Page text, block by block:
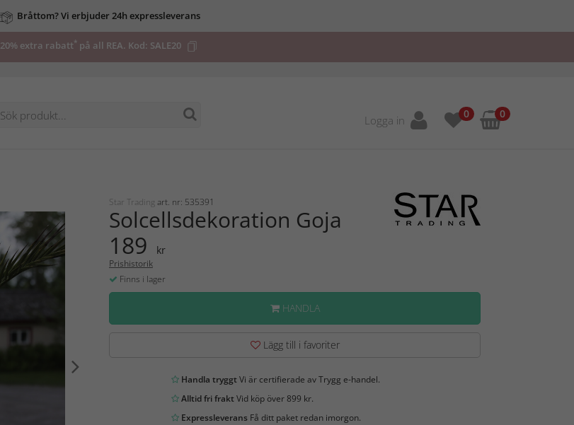
Alltid fri frakt vid köp över 899 kr
20% extra rabatt*på all REA. Kod: SALE20
Logga in 0 0
Star Trading art. nr: 535391
Solcellsdekoration Goja
189 kr
Prishistorik
Finns i lager
HANDLA
Lägg till i favoriter
Handla tryggtVi är certifierade av Trygg e-handel.
Alltid fri fraktVid köp över 899 kr.
ExpressleveransFå ditt paket redan imorgon.